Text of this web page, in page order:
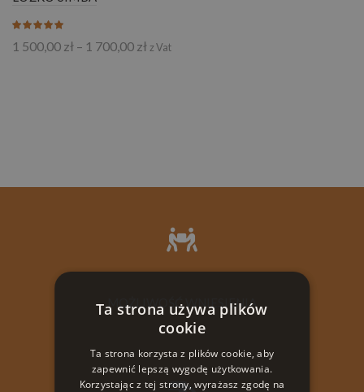
1 500,00 zł – 1 700,00 złZakres
z Vat
MOŻLIWOŚĆ WNIESIENIA
Ta strona używa plików
cookie
Ta strona korzysta z plików cookie, aby
zapewnić lepszą wygodę użytkowania.
Korzystając z tej strony, wyrażasz zgodę na